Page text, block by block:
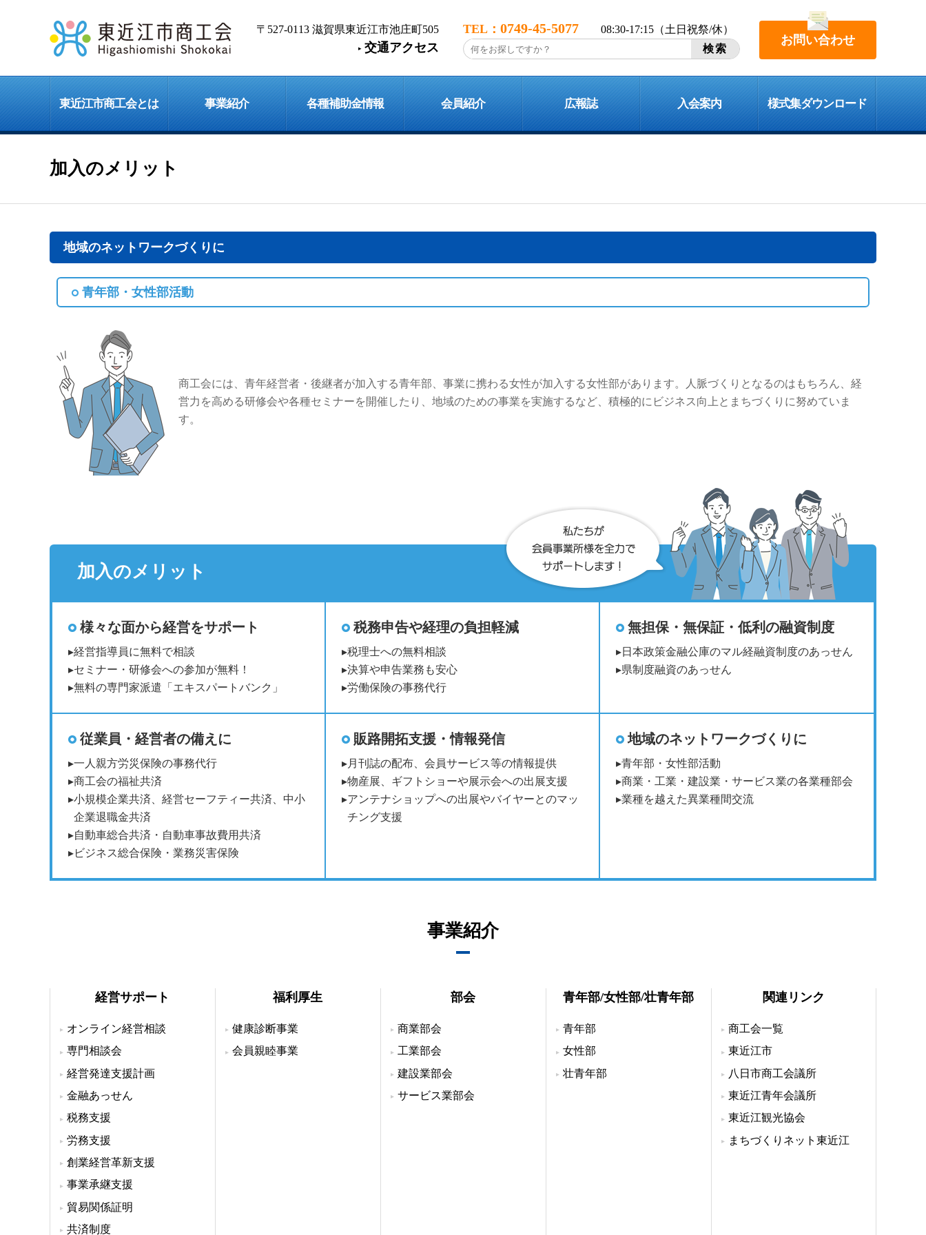
〒527-0113 滋賀県東近江市池庄町505
交通アクセス
0749-45-5077 08:30-17:15（土日祝祭/休）
お問い合わせ
東近江市商工会とは 事業紹介 各種補助金情報 会員紹介 広報誌 入会案内 様式集ダウンロード
加入のメリット
地域のネットワークづくりに
青年部・女性部活動
商工会には、青年経営者・後継者が加入する青年部、事業に携わる女性が加入する女性部があります。人脈づくりとなるのはもちろん、経
営力を高める研修会や各種セミナーを開催したり、地域のための事業を実施するなど、積極的にビジネス向上とまちづくりに努めていま
す。
加入のメリット
様々な面から経営をサポート
経営指導員に無料で相談
セミナー・研修会への参加が無料！
無料の専門家派遣「エキスパートバンク」
税務申告や経理の負担軽減
税理士への無料相談
決算や申告業務も安心
労働保険の事務代行
無担保・無保証・低利の融資制度
日本政策金融公庫のマル経融資制度のあっせん
県制度融資のあっせん
従業員・経営者の備えに
一人親方労災保険の事務代行
商工会の福祉共済
小規模企業共済、経営セーフティー共済、中小
企業退職金共済
自動車総合共済・自動車事故費用共済
ビジネス総合保険・業務災害保険
販路開拓支援・情報発信
月刊誌の配布、会員サービス等の情報提供
物産展、ギフトショーや展示会への出展支援
アンテナショップへの出展やバイヤーとのマッ
チング支援
地域のネットワークづくりに
青年部・女性部活動
商業・工業・建設業・サービス業の各業種部会
業種を越えた異業種間交流
事業紹介
経営サポート
オンライン経営相談
専門相談会
経営発達支援計画
金融あっせん
税務支援
労務支援
創業経営革新支援
事業承継支援
貿易関係証明
共済制度
福利厚生
健康診断事業
会員親睦事業
部会
商業部会
工業部会
建設業部会
サービス業部会
青年部/女性部/壮青年部
青年部
女性部
壮青年部
関連リンク
商工会一覧
東近江市
八日市商工会議所
東近江青年会議所
東近江観光協会
まちづくりネット東近江